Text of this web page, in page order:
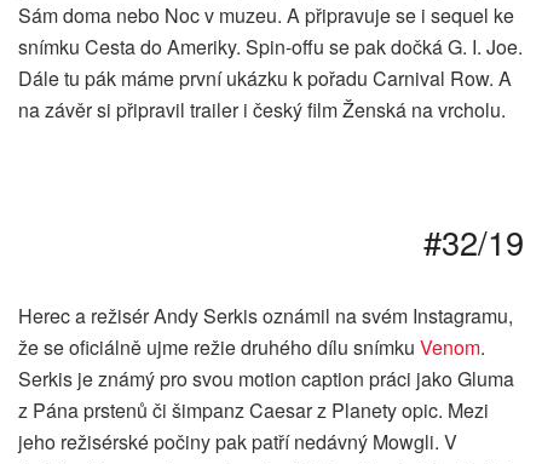
Sám doma nebo Noc v muzeu. A připravuje se i sequel ke
snímku Cesta do Ameriky. Spin-offu se pak dočká G. I. Joe.
Dále tu pák máme první ukázku k pořadu Carnival Row. A
na závěr si připravil trailer i český film Ženská na vrcholu.
#32/19
Herec a režisér Andy Serkis oznámil na svém Instagramu,
že se oficiálně ujme režie druhého dílu snímku Venom.
Serkis je známý pro svou motion caption práci jako Gluma
z Pána prstenů či šimpanz Caesar z Planety opic. Mezi
jeho režisérské počiny pak patří nedávný Mowgli. V